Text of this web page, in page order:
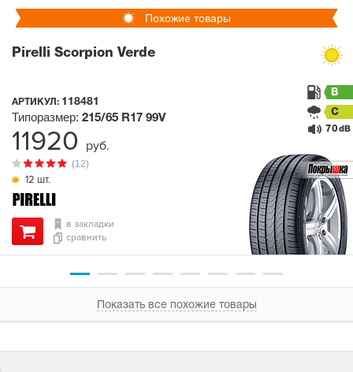
Похожие товары
Pirelli Scorpion Verde
АРТИКУЛ: 118481
12 шт.
(12)
Типоразмер: 215/65 R17 99V
B
C
70 dB
в закладки
сравнить
11920 руб.
Показать все похожие товары